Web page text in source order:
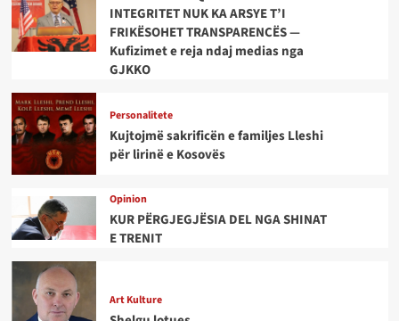
INTEGRITET NUK KA ARSYE T’I
FRIKËSOHET TRANSPARENCËS —
Kufizimet e reja ndaj medias nga
GJKKO
Personalitete
Kujtojmë sakrificën e familjes Lleshi
për lirinë e Kosovës
Opinion
KUR PËRGJEGJËSIA DEL NGA SHINAT
E TRENIT
Art Kulture